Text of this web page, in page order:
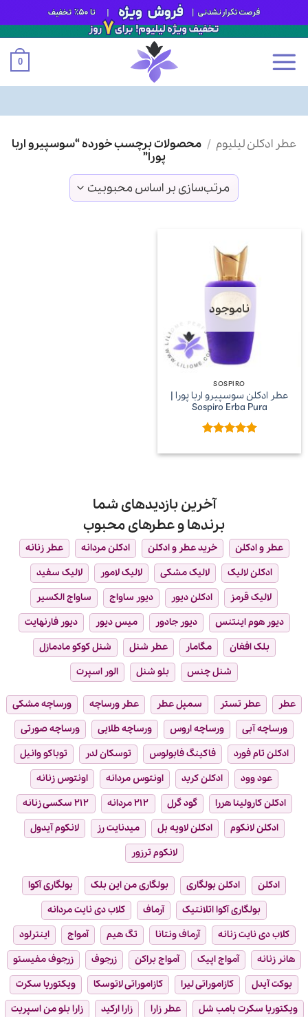
0
عطر ادکلن لیلیوم / محصولات برچسب خورده “سوسپیرو اربا
پورا”
ناموجود
SOSPIRO
عطر ادکلن سوسپیرو اربا پورا |
Sospiro Erba Pura
5
آخرین بازدیدهای شما
برندها و عطرهای محبوب
عطر و ادکلن خرید عطر و ادکلن ادکلن مردانه
عطر زنانه
ادکلن لالیک
لالیک مشکی لالیک لامور
لالیک سفید
لالیک قرمز
ادکلن دیور دیور ساواج
ساواج الکسیر
دیور هوم اینتنس
دیور جادور میس دیور
دیور فارنهایت
بلک افغان
مگامار عطر شنل
شنل کوکو مادمازل
شنل چنس
بلو شنل الور اسپرت
عطر عطر تستر سمپل عطر عطر ورساچه
ورساچه مشکی
ورساچه آبی
ورساچه اروس ورساچه طلایی
ورساچه صورتی
ادکلن تام فورد
فاکینگ فابولوس توسکان لدر
توباکو وانیل
عود وود
ادکلن کرید اونتوس مردانه
اونتوس زنانه
ادکلن کارولینا هررا
گود گرل ۲۱۲ مردانه
۲۱۲ سکسی زنانه
ادکلن لانکوم
ادکلن لاویه بل میدنایت رز
لانکوم آیدول
لانکوم ترزور
ادکلن ادکلن بولگاری بولگاری من این بلک
بولگاری آکوا
بولگاری آکوا اتلانتیک
آرماف
کلاب دی نایت مردانه
کلاب دی نایت زنانه
آرماف ونتانا تگ هیم آمواج
اینترلود
هانر زنانه
آمواج اپیک آمواج براکن زرجوف
زرجوف مفیستو
بوکت آیدل
کازاموراتی لیرا کازاموراتی لاتوسکا
ویکتوریا سکرت
ویکتوریا سکرت بامب شل
عطر زارا زارا ارکید
زارا بلو من اسپریت